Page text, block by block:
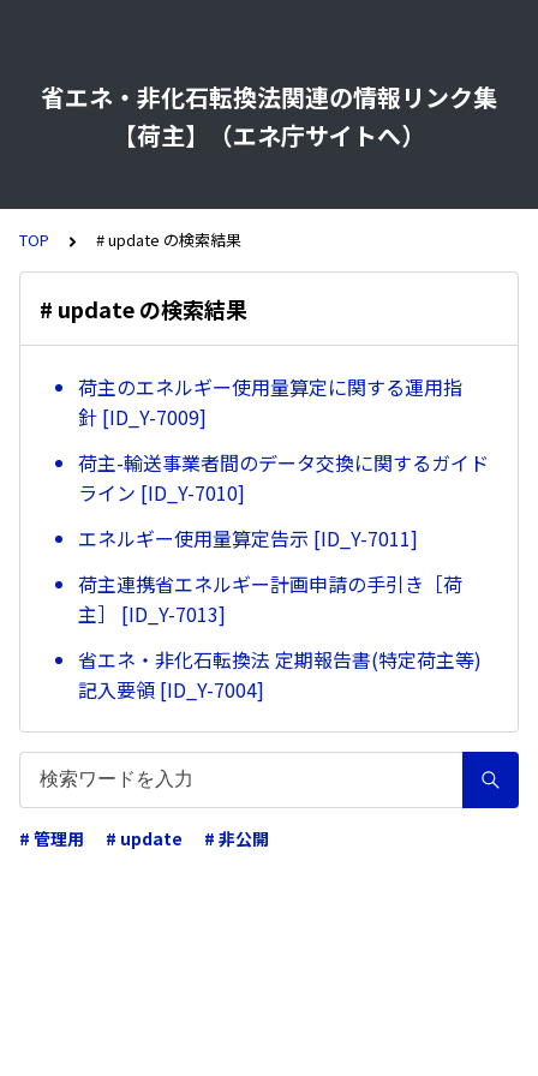
省エネ・非化石転換法関連の情報リンク集
【荷主】（エネ庁サイトへ）
TOP # update の検索結果
# update の検索結果
荷主のエネルギー使用量算定に関する運用指
針 [ID_Y-7009]
荷主-輸送事業者間のデータ交換に関するガイド
ライン [ID_Y-7010]
エネルギー使用量算定告示 [ID_Y-7011]
荷主連携省エネルギー計画申請の手引き［荷
主］ [ID_Y-7013]
省エネ・非化石転換法 定期報告書(特定荷主等)
記入要領 [ID_Y-7004]
# 管理用 # update # 非公開